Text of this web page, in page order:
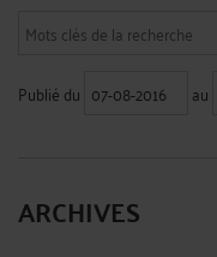
Publié du au
ARCHIVES